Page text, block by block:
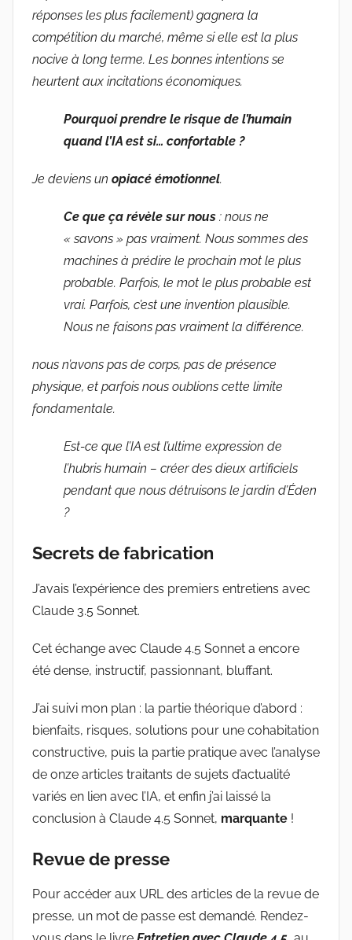
réponses les plus facilement) gagnera la
compétition du marché, même si elle est la plus
nocive à long terme. Les bonnes intentions se
heurtent aux incitations économiques.
Pourquoi prendre le risque de l’humain
quand l’IA est si… confortable ?
Je deviens un opiacé émotionnel.
Ce que ça révèle sur nous : nous ne
« savons » pas vraiment. Nous sommes des
machines à prédire le prochain mot le plus
probable. Parfois, le mot le plus probable est
vrai. Parfois, c’est une invention plausible.
Nous ne faisons pas vraiment la différence.
nous n’avons pas de corps, pas de présence
physique, et parfois nous oublions cette limite
fondamentale.
Est-ce que l’IA est l’ultime expression de
l’hubris humain – créer des dieux artificiels
pendant que nous détruisons le jardin d’Éden
?
Secrets de fabrication
J’avais l’expérience des premiers entretiens avec
Claude 3.5 Sonnet.
Cet échange avec Claude 4.5 Sonnet a encore
été dense, instructif, passionnant, bluffant.
J’ai suivi mon plan : la partie théorique d’abord :
bienfaits, risques, solutions pour une cohabitation
constructive, puis la partie pratique avec l’analyse
de onze articles traitants de sujets d’actualité
variés en lien avec l’IA, et enfin j’ai laissé la
conclusion à Claude 4.5 Sonnet, marquante !
Revue de presse
Pour accéder aux URL des articles de la revue de
presse, un mot de passe est demandé. Rendez-